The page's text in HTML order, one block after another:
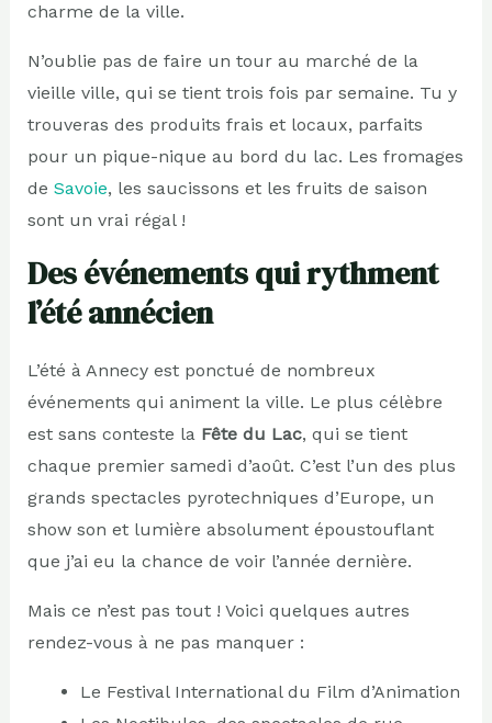
charme de la ville.
N’oublie pas de faire un tour au marché de la
vieille ville, qui se tient trois fois par semaine. Tu y
trouveras des produits frais et locaux, parfaits
pour un pique-nique au bord du lac. Les fromages
de Savoie, les saucissons et les fruits de saison
sont un vrai régal !
Des événements qui rythment
l’été annécien
L’été à Annecy est ponctué de nombreux
événements qui animent la ville. Le plus célèbre
est sans conteste la Fête du Lac, qui se tient
chaque premier samedi d’août. C’est l’un des plus
grands spectacles pyrotechniques d’Europe, un
show son et lumière absolument époustouflant
que j’ai eu la chance de voir l’année dernière.
Mais ce n’est pas tout ! Voici quelques autres
rendez-vous à ne pas manquer :
Le Festival International du Film d’Animation